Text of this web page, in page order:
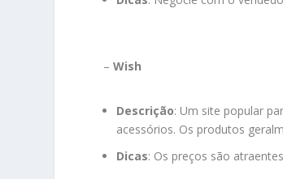
–Wish
Descrição: Um site popular
acessórios. Os produtos
Dicas: Os preços são